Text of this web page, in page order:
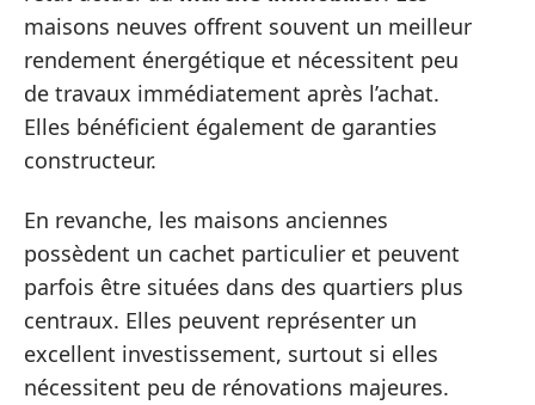
maisons neuves offrent souvent un meilleur
rendement énergétique et nécessitent peu
de travaux immédiatement après l’achat.
Elles bénéficient également de garanties
constructeur.
En revanche, les maisons anciennes
possèdent un cachet particulier et peuvent
parfois être situées dans des quartiers plus
centraux. Elles peuvent représenter un
excellent investissement, surtout si elles
nécessitent peu de rénovations majeures.